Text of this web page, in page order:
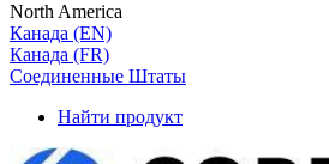
North America
Канада (EN)
Канада (FR)
Соединенные Штаты
Найти продукт